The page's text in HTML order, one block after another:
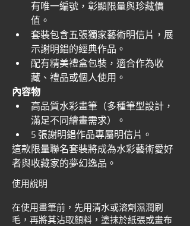
有唯一編號，彰顯限量與珍藏價
值。
套裝包含五張獨家藝術明信片，展
示謝明錩的經典作品。
配有精美禮盒包裝，適合作為收
藏、禮品或個人使用。
內容物
高品質水彩畫筆（多種筆型設計，
滿足不同繪畫需求）。
5 張謝明錩作品專屬明信片。
這款限量聯名套裝將成為水彩藝術愛好
者與收藏家的夢幻逸品。
使用說明
在使用畫筆前，先用清水或溶劑濕潤刷
毛，再將其沾取顏料，塗抹於紙張或畫布